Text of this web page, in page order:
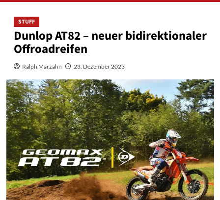
STUFF
Dunlop AT82 – neuer bidirektionaler
Offroadreifen
Ralph Marzahn 23. Dezember 2023